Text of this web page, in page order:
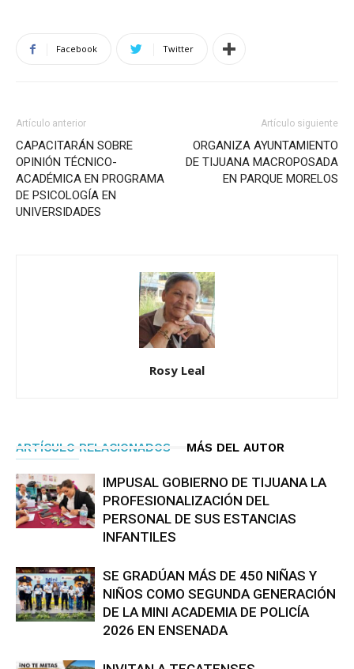
Facebook Twitter
Artículo anterior
CAPACITARÁN SOBRE
OPINIÓN TÉCNICO-
ACADÉMICA EN PROGRAMA
DE PSICOLOGÍA EN
UNIVERSIDADES
Artículo siguiente
ORGANIZA AYUNTAMIENTO
DE TIJUANA MACROPOSADA
EN PARQUE MORELOS
Rosy Leal
ARTÍCULO RELACIONADOS MÁS DEL AUTOR
IMPUSAL GOBIERNO DE TIJUANA LA
PROFESIONALIZACIÓN DEL
PERSONAL DE SUS ESTANCIAS
INFANTILES
SE GRADÚAN MÁS DE 450 NIÑAS Y
NIÑOS COMO SEGUNDA GENERACIÓN
DE LA MINI ACADEMIA DE POLICÍA
2026 EN ENSENADA